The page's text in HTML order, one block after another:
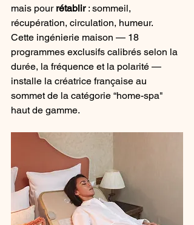
mais pour rétablir : sommeil,
récupération, circulation, humeur.
Cette ingénierie maison — 18
programmes exclusifs calibrés selon la
durée, la fréquence et la polarité —
installe la créatrice française au
sommet de la catégorie “home-spa"
haut de gamme.